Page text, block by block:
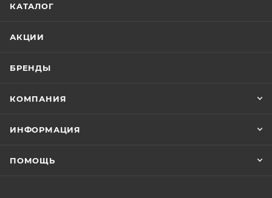
КАТАЛОГ
АКЦИИ
БРЕНДЫ
КОМПАНИЯ
ИНФОРМАЦИЯ
ПОМОЩЬ